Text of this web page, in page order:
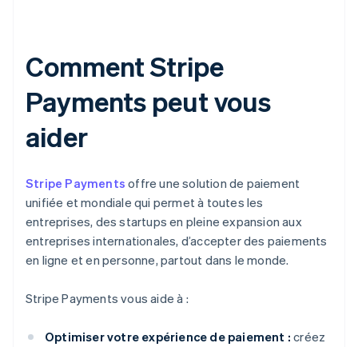
Comment Stripe
Payments peut vous
aider
Stripe Payments offre une solution de paiement
unifiée et mondiale qui permet à toutes les
entreprises, des startups en pleine expansion aux
entreprises internationales, d’accepter des paiements
en ligne et en personne, partout dans le monde.
Stripe Payments vous aide à :
Optimiser votre expérience de paiement : créez